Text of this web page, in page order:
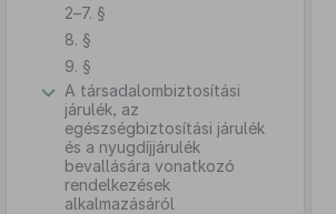
2–7. §
8. §
9. §
A társadalombiztosítási
járulék, az
egészségbiztosítási járulék
és a nyugdíjjárulék
bevallására vonatkozó
rendelkezések
alkalmazásáról